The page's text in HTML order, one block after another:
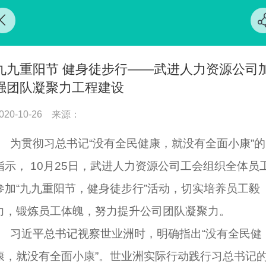
九重阳节 健身徒步行——武进人力资源公司
团队凝聚力工程建设
10-26 来源：
为贯彻习总书记“没有全民健康，就没有全面小康”的
示， 10月25日，武进人力资源公司工会组织全体员
加“九九重阳节，健身徒步行”活动，切实培养员工毅
，锻炼员工体魄，努力提升公司团队凝聚力。
习近平总书记视察世业洲时，明确指出“没有全民健
，就没有全面小康”。世业洲实际行动践行习总书记